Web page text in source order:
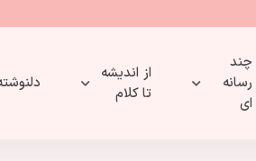
چند
رسانه
ای
از اندیشه
تا کلام